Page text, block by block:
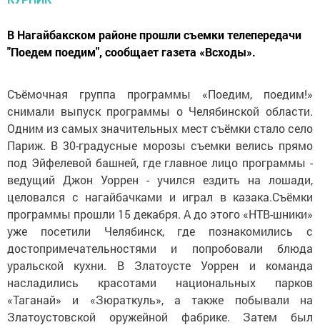
В Нагайбакском районе прошли съемки телепередачи
"Поедем поедим", сообщает газета «Всходы».
Съёмочная группа программы «Поедим, поедим!»
снимали выпуск программы о Челябинской области.
Одним из самых значительных мест съёмки стало село
Париж. В 30-градусные морозы съемки велись прямо
под Эйфелевой башней, где главное лицо программы -
ведущий Джон Уоррен - учился ездить на лошади,
целовался с нагайбачками и играл в казака.Съёмки
программы прошли 15 декабря. А до этого «НТВ-шники»
уже посетили Челябинск, где познакомились с
достопримечательностями и попробовали блюда
уральской кухни. В Златоусте Уоррен и команда
насладились красотами национальных парков
«Таганай» и «Зюраткуль», а также побывали на
Златоустовской оружейной фабрике. Затем был